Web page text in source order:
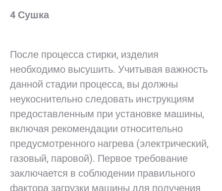
4 Сушка
После процесса стирки, изделия
необходимо высушить. Учитывая важность
данной стадии процесса, вы должны
неукоснительно следовать инструкциям
предоставленным при установке машины,
включая рекомендации относительно
предусмотренного нагрева (электрический,
газовый, паровой). Первое требование
заключается в соблюдении правильного
фактора загрузки машины для получения